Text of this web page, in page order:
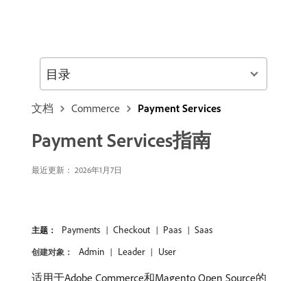
文档 Commerce Payment Services
Payment Services指南
最近更新： 2026年1月7日
主题： Payments Checkout Paas Saas
创建对象： Admin Leader User
适用于Adobe Commerce和Magento Open Source的
目录